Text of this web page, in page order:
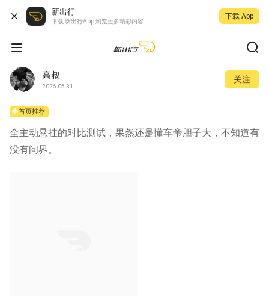
新出行
下载 新出行App 浏览更多精彩内容
下载 App
高叔
2026-05-31
关注
首页推荐
全主动悬挂的对比测试，果然还是懂车帝胆子大，不知道有
没有问界。